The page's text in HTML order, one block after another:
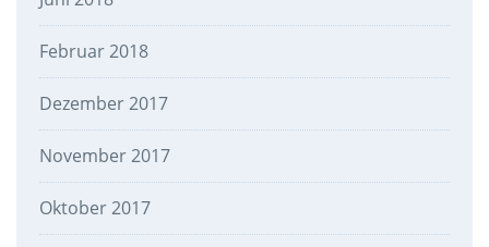
Februar 2018
Dezember 2017
November 2017
Oktober 2017